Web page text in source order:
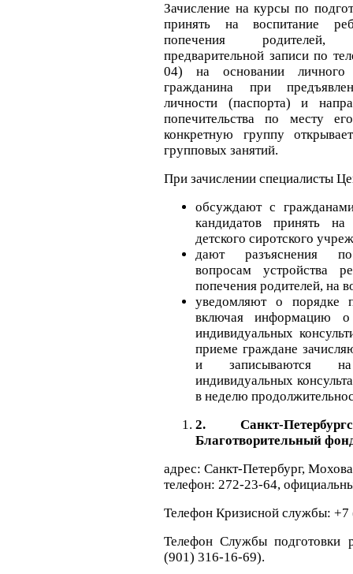
Зачисление на курсы по
принять на воспитание
попечения родителей,
предварительной записи по
04) на основании личного
гражданина при
личности (паспорта) и
попечительства по месту
конкретную группу
групповых занятий.
При зачислении специалисты
обсуждают с
кандидатов принять
детского сиротского
дают разъяснения по
вопросам устройства
попечения родителей, на
уведомляют о порядке
включая информацию
индивидуальных
приеме граждане
и записываются
индивидуальных
в неделю
2. Санкт-
Благотворительный
адрес: Санкт-Петербург,
телефон: 272-23-64,
Телефон Кризисной службы:
Телефон Службы подготовки
(901) 316-16-69).